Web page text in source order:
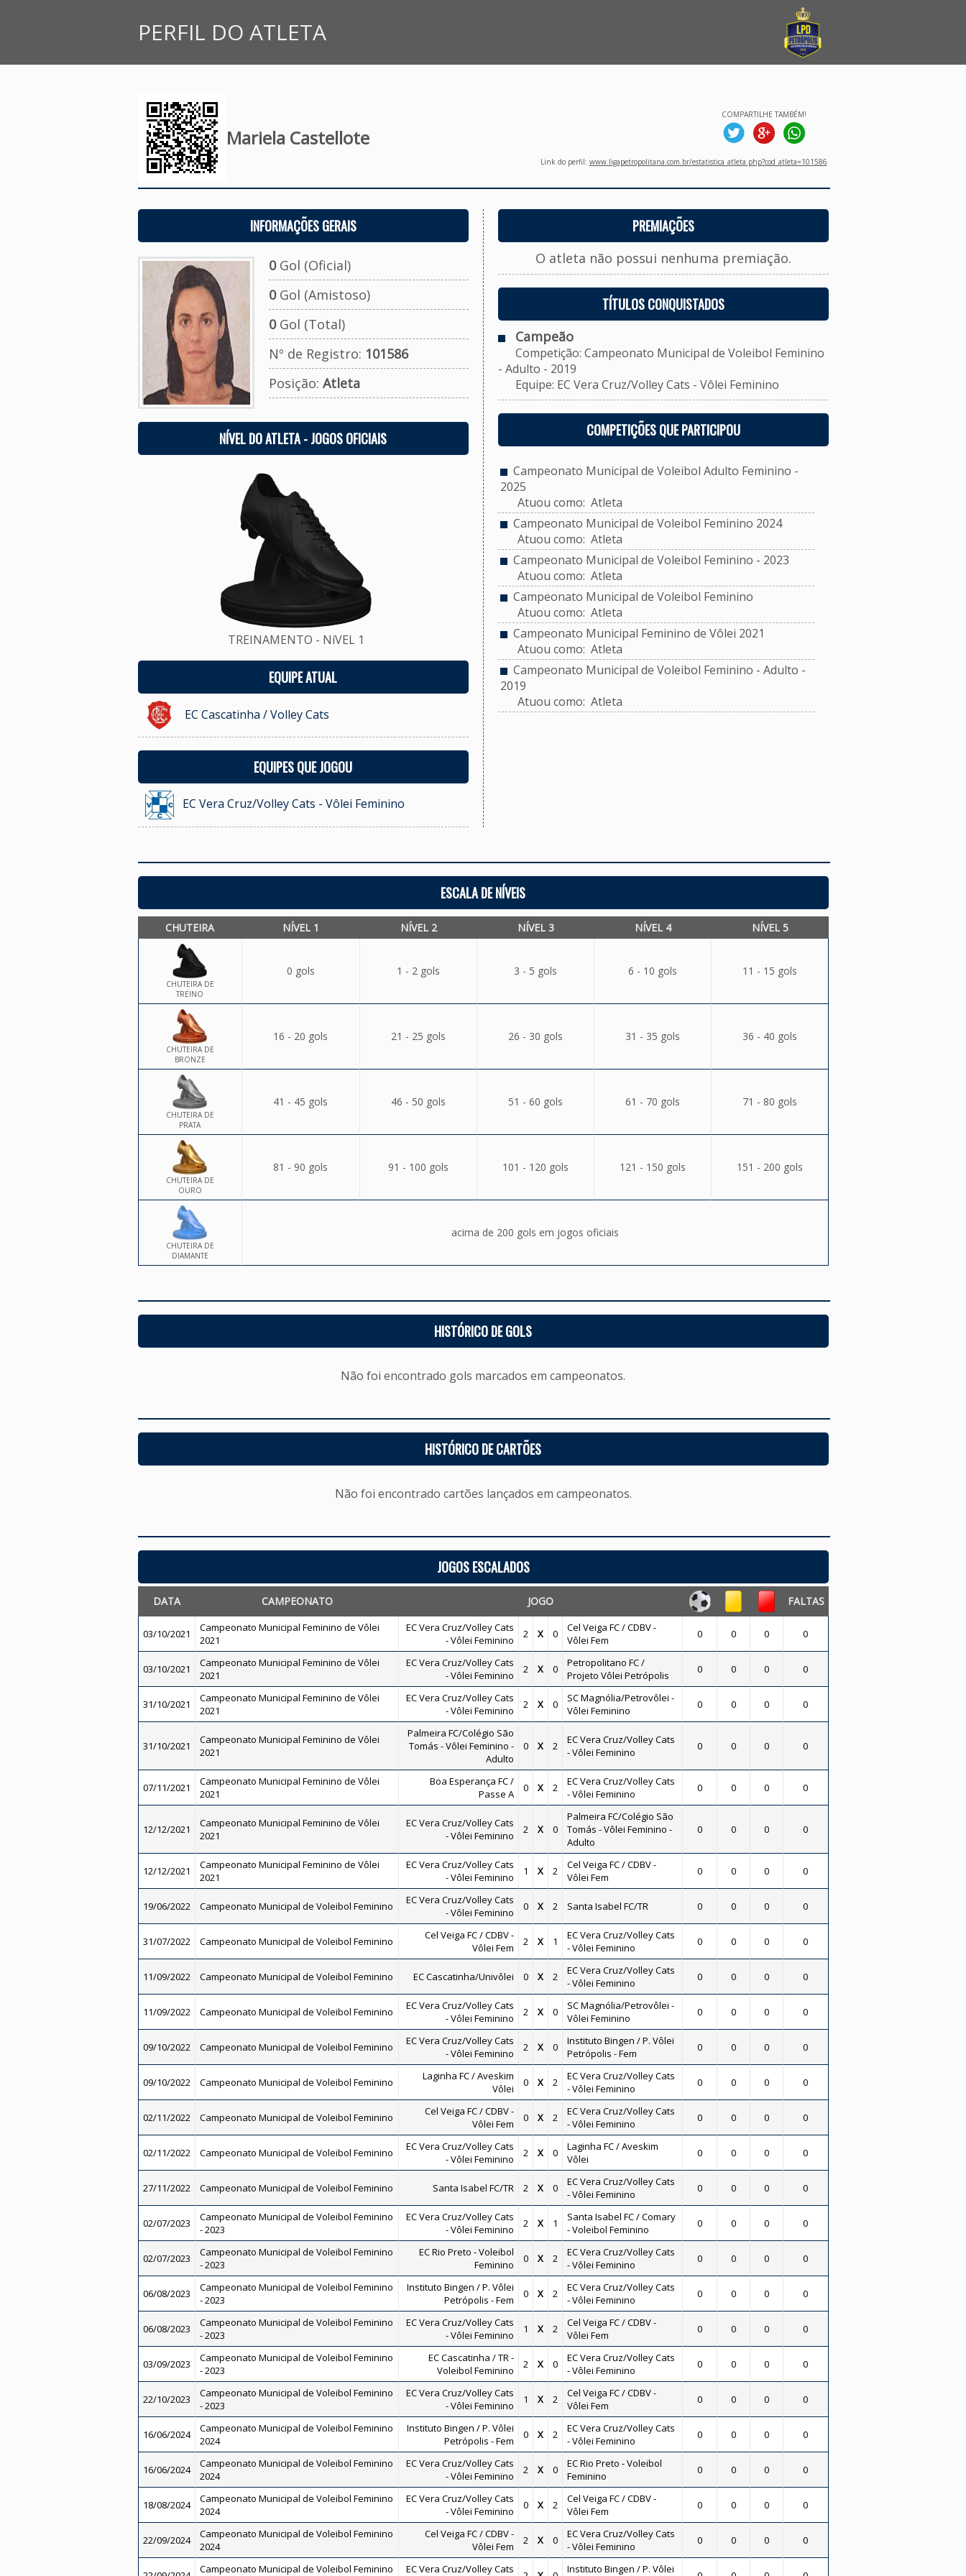
PERFIL DO ATLETA
Mariela Castellote
COMPARTILHE TAMBÉM!
Link do perfil: www.ligapetropolitana.com.br/estatistica_atleta.php?cod_atleta=101586
INFORMAÇÕES GERAIS
0Gol (Oficial)
0Gol (Amistoso)
0Gol (Total)
Nº de Registro: 101586
Posição: Atleta
NÍVEL DO ATLETA - JOGOS OFICIAIS
TREINAMENTO - NíVEL 1
EQUIPE ATUAL
EC Cascatinha / Volley Cats
EQUIPES QUE JOGOU
EC Vera Cruz/Volley Cats - Vôlei Feminino
PREMIAÇÕES
O atleta não possui nenhuma premiação.
TÍTULOS CONQUISTADOS
Campeão
Competição: Campeonato Municipal de Voleibol Feminino
- Adulto - 2019
Equipe: EC Vera Cruz/Volley Cats - Vôlei Feminino
COMPETIÇÕES QUE PARTICIPOU
Campeonato Municipal de Voleibol Adulto Feminino -
2025
Atuou como: Atleta
Campeonato Municipal de Voleibol Feminino 2024
Atuou como: Atleta
Campeonato Municipal de Voleibol Feminino - 2023
Atuou como: Atleta
Campeonato Municipal de Voleibol Feminino
Atuou como: Atleta
Campeonato Municipal Feminino de Vôlei 2021
Atuou como: Atleta
Campeonato Municipal de Voleibol Feminino - Adulto -
2019
Atuou como: Atleta
ESCALA DE NÍVEIS
CHUTEIRA NÍVEL 1 NÍVEL 2 NÍVEL 3 NÍVEL 4 NÍVEL 5
CHUTEIRA DE
TREINO
0 gols 1 - 2 gols 3 - 5 gols 6 - 10 gols 11 - 15 gols
CHUTEIRA DE
BRONZE
16 - 20 gols 21 - 25 gols 26 - 30 gols 31 - 35 gols 36 - 40 gols
CHUTEIRA DE
PRATA
41 - 45 gols 46 - 50 gols 51 - 60 gols 61 - 70 gols 71 - 80 gols
CHUTEIRA DE
OURO
81 - 90 gols 91 - 100 gols 101 - 120 gols 121 - 150 gols 151 - 200 gols
CHUTEIRA DE
DIAMANTE
acima de 200 gols em jogos oficiais
HISTÓRICO DE GOLS
Não foi encontrado gols marcados em campeonatos.
HISTÓRICO DE CARTÕES
Não foi encontrado cartões lançados em campeonatos.
JOGOS ESCALADOS
DATA CAMPEONATO JOGO FALTAS
03/10/2021
Campeonato Municipal Feminino de Vôlei
2021
EC Vera Cruz/Volley Cats
- Vôlei Feminino
2 X 0
Cel Veiga FC / CDBV -
Vôlei Fem
0 0 0 0
03/10/2021
Campeonato Municipal Feminino de Vôlei
2021
EC Vera Cruz/Volley Cats
- Vôlei Feminino
2 X 0
Petropolitano FC /
Projeto Vôlei Petrópolis
0 0 0 0
31/10/2021
Campeonato Municipal Feminino de Vôlei
2021
EC Vera Cruz/Volley Cats
- Vôlei Feminino
2 X 0
SC Magnólia/Petrovôlei -
Vôlei Feminino
0 0 0 0
31/10/2021
Campeonato Municipal Feminino de Vôlei
2021
Palmeira FC/Colégio São
Tomás - Vôlei Feminino -
Adulto
0 X 2
EC Vera Cruz/Volley Cats
- Vôlei Feminino
0 0 0 0
07/11/2021
Campeonato Municipal Feminino de Vôlei
2021
Boa Esperança FC /
Passe A
0 X 2
EC Vera Cruz/Volley Cats
- Vôlei Feminino
0 0 0 0
12/12/2021
Campeonato Municipal Feminino de Vôlei
2021
EC Vera Cruz/Volley Cats
- Vôlei Feminino
2 X 0
Palmeira FC/Colégio São
Tomás - Vôlei Feminino -
Adulto
0 0 0 0
12/12/2021
Campeonato Municipal Feminino de Vôlei
2021
EC Vera Cruz/Volley Cats
- Vôlei Feminino
1 X 2
Cel Veiga FC / CDBV -
Vôlei Fem
0 0 0 0
19/06/2022 Campeonato Municipal de Voleibol Feminino
EC Vera Cruz/Volley Cats
- Vôlei Feminino
0 X 2 Santa Isabel FC/TR 0 0 0 0
31/07/2022 Campeonato Municipal de Voleibol Feminino
Cel Veiga FC / CDBV -
Vôlei Fem
2 X 1
EC Vera Cruz/Volley Cats
- Vôlei Feminino
0 0 0 0
11/09/2022 Campeonato Municipal de Voleibol Feminino EC Cascatinha/Univôlei 0 X 2
EC Vera Cruz/Volley Cats
- Vôlei Feminino
0 0 0 0
11/09/2022 Campeonato Municipal de Voleibol Feminino
EC Vera Cruz/Volley Cats
- Vôlei Feminino
2 X 0
SC Magnólia/Petrovôlei -
Vôlei Feminino
0 0 0 0
09/10/2022 Campeonato Municipal de Voleibol Feminino
EC Vera Cruz/Volley Cats
- Vôlei Feminino
2 X 0
Instituto Bingen / P. Vôlei
Petrópolis - Fem
0 0 0 0
09/10/2022 Campeonato Municipal de Voleibol Feminino
Laginha FC / Aveskim
Vôlei
0 X 2
EC Vera Cruz/Volley Cats
- Vôlei Feminino
0 0 0 0
02/11/2022 Campeonato Municipal de Voleibol Feminino
Cel Veiga FC / CDBV -
Vôlei Fem
0 X 2
EC Vera Cruz/Volley Cats
- Vôlei Feminino
0 0 0 0
02/11/2022 Campeonato Municipal de Voleibol Feminino
EC Vera Cruz/Volley Cats
- Vôlei Feminino
2 X 0
Laginha FC / Aveskim
Vôlei
0 0 0 0
27/11/2022 Campeonato Municipal de Voleibol Feminino Santa Isabel FC/TR 2 X 0
EC Vera Cruz/Volley Cats
- Vôlei Feminino
0 0 0 0
02/07/2023
Campeonato Municipal de Voleibol Feminino
- 2023
EC Vera Cruz/Volley Cats
- Vôlei Feminino
2 X 1
Santa Isabel FC / Comary
- Voleibol Feminino
0 0 0 0
02/07/2023
Campeonato Municipal de Voleibol Feminino
- 2023
EC Rio Preto - Voleibol
Feminino
0 X 2
EC Vera Cruz/Volley Cats
- Vôlei Feminino
0 0 0 0
06/08/2023
Campeonato Municipal de Voleibol Feminino
- 2023
Instituto Bingen / P. Vôlei
Petrópolis - Fem
0 X 2
EC Vera Cruz/Volley Cats
- Vôlei Feminino
0 0 0 0
06/08/2023
Campeonato Municipal de Voleibol Feminino
- 2023
EC Vera Cruz/Volley Cats
- Vôlei Feminino
1 X 2
Cel Veiga FC / CDBV -
Vôlei Fem
0 0 0 0
03/09/2023
Campeonato Municipal de Voleibol Feminino
- 2023
EC Cascatinha / TR -
Voleibol Feminino
2 X 0
EC Vera Cruz/Volley Cats
- Vôlei Feminino
0 0 0 0
22/10/2023
Campeonato Municipal de Voleibol Feminino
- 2023
EC Vera Cruz/Volley Cats
- Vôlei Feminino
1 X 2
Cel Veiga FC / CDBV -
Vôlei Fem
0 0 0 0
16/06/2024
Campeonato Municipal de Voleibol Feminino
2024
Instituto Bingen / P. Vôlei
Petrópolis - Fem
0 X 2
EC Vera Cruz/Volley Cats
- Vôlei Feminino
0 0 0 0
16/06/2024
Campeonato Municipal de Voleibol Feminino
2024
EC Vera Cruz/Volley Cats
- Vôlei Feminino
2 X 0
EC Rio Preto - Voleibol
Feminino
0 0 0 0
18/08/2024
Campeonato Municipal de Voleibol Feminino
2024
EC Vera Cruz/Volley Cats
- Vôlei Feminino
0 X 2
Cel Veiga FC / CDBV -
Vôlei Fem
0 0 0 0
22/09/2024
Campeonato Municipal de Voleibol Feminino
2024
Cel Veiga FC / CDBV -
Vôlei Fem
2 X 0
EC Vera Cruz/Volley Cats
- Vôlei Feminino
0 0 0 0
Campeonato Municipal de Voleibol Feminino
EC Vera Cruz/Volley Cats
Instituto Bingen / P. Vôlei